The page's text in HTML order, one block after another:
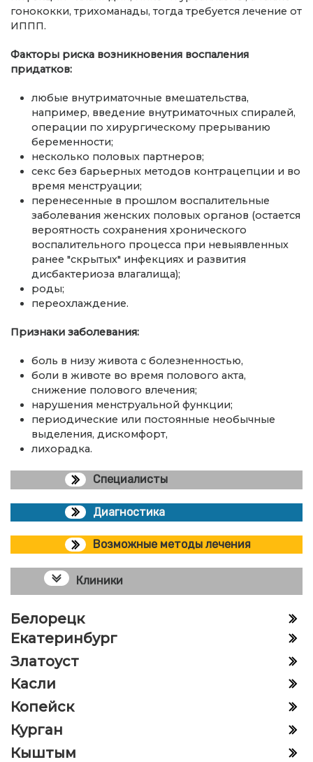
гонококки, трихоманады, тогда требуется лечение от
ИППП.
Факторы риска возникновения воспаления
придатков:
любые внутриматочные вмешательства,
например, введение внутриматочных спиралей,
операции по хирургическому прерыванию
беременности;
несколько половых партнеров;
секс без барьерных методов контрацепции и во
время менструации;
перенесенные в прошлом воспалительные
заболевания женских половых органов (остается
вероятность сохранения хронического
воспалительного процесса при невыявленных
ранее "скрытых" инфекциях и развития
дисбактериоза влагалища);
роды;
переохлаждение.
Признаки заболевания:
боль в низу живота с болезненностью,
боли в животе во время полового акта,
снижение полового влечения;
нарушения менструальной функции;
периодические или постоянные необычные
выделения, дискомфорт,
лихорадка.
Специалисты
Диагностика
Возможные методы лечения
Клиники
Белорецк
Екатеринбург
Златоуст
Касли
Копейск
Курган
Кыштым